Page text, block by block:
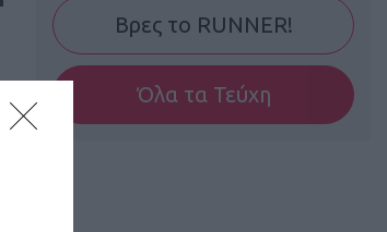
Βρες το RUNNER!
Όλα τα Τεύχη